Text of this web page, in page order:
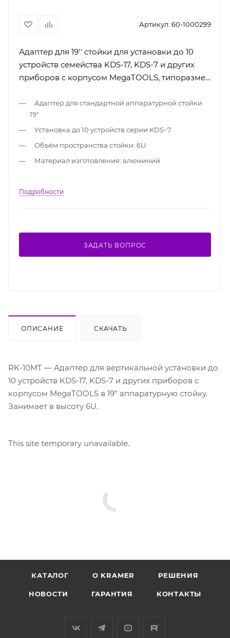
Артикул: 60-1000299
Адаптер для 19'' стойки для установки до 10
устройств семейства KDS-17, KDS-7 и других
приборов с корпусом MegaTOOLS, типоразмер
Адаптер для стандартной аппаратурной стойки
19"
Установка до 10 устройств серии KDS−7
Объём пространства стойки: 6U
Материал изготовления: алюминий
Подробности
ЗАДАТЬ ВОПРОС
ОПИСАНИЕ СКАЧАТЬ
RK-10MT — Адаптер для вертикальной установки до
10 устройств KDS-17, KDS-7 и других приборов с
корпусом MegaTOOLS в 19” аппаратурную стойку.
Занимает в высоту 6U.
This site temporary unavailable.
КАТАЛОГ O KRAMER РЕШЕНИЯ
НОВОСТИ ГАРАНТИЯ КОНТАКТЫ